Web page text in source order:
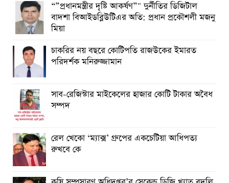
“”প্রধানমন্ত্রীর দৃষ্টি আকর্ষণ”" দুর্নীতির ডিজিটাল
বাদশা বিআইডব্লিউটিএর অতি: প্রধান প্রকৌশলী মজনু
মিয়া
চাকরির নয় বছরে কোটিপতি রাজউকের ইমারত
পরিদর্শক মনিরুজ্জামান
সাব-রেজিস্টার মাইকেলের হাজার কোটি টাকার অবৈধ
সম্পদ
রেল খেকো ‘ম্যাক্স’ গ্রুপের একচেটিয়া আধিপত্য
রুখবে কে